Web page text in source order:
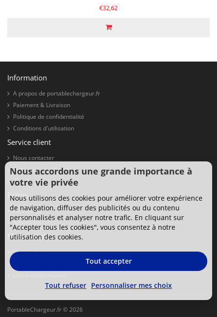
€32,62
Information
A propos de portablechargeur.fr
Paiement & Livraison
Politique de confidentialité
Conditions d'utilisation
Service client
Nous contacter
Retour de marchandise
Plan du site
Extras
Fabricants
Affiliations
Mon compte
Mon compte
PortableChargeur.fr © 2026
Nous accordons une grande importance à
votre vie privée
Nous utilisons des cookies pour améliorer votre expérience
de navigation, diffuser des publicités ou du contenu
personnalisés et analyser notre trafic. En cliquant sur
"Accepter tous les cookies", vous consentez à notre
utilisation des cookies.
Tout refuser Personnaliser mes choix
Tout accepter